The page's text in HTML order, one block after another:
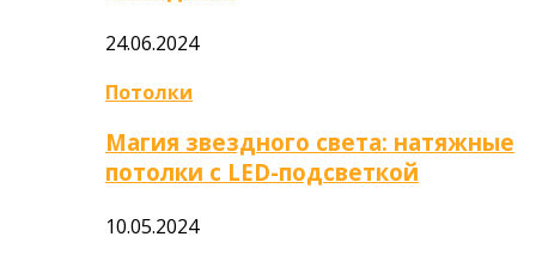
24.06.2024
Потолки
Магия звездного света: натяжные
потолки с LED-подсветкой
10.05.2024